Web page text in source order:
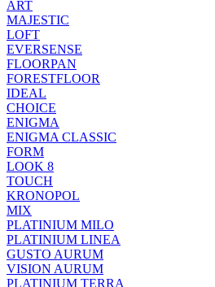
ART
MAJESTIC
LOFT
EVERSENSE
FLOORPAN
FORESTFLOOR
IDEAL
CHOICE
ENIGMA
ENIGMA CLASSIC
FORM
LOOK 8
TOUCH
KRONOPOL
MIX
PLATINIUM MILO
PLATINIUM LINEA
GUSTO AURUM
VISION AURUM
PLATINIUM TERRA